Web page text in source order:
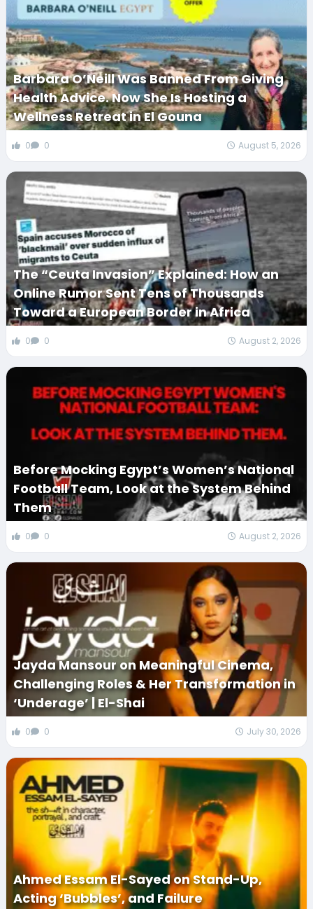
Barbara O’Neill Was Banned From Giving
Health Advice. Now She Is Hosting a
Wellness Retreat in El Gouna
0 0 August 5, 2026
The “Ceuta Invasion” Explained: How an
Online Rumor Sent Tens of Thousands
Toward a European Border in Africa
0 0 August 2, 2026
Before Mocking Egypt’s Women’s National
Football Team, Look at the System Behind
Them
0 0 August 2, 2026
Jayda Mansour on Meaningful Cinema,
Challenging Roles & Her Transformation in
‘Underage’ | El-Shai
0 0 July 30, 2026
Ahmed Essam El-Sayed on Stand-Up,
Acting ‘Bubbles’, and Failure